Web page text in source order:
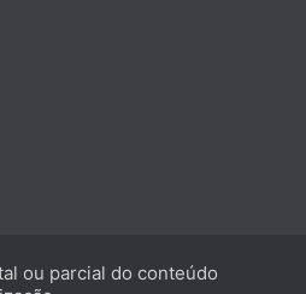
ou parcial do conteúdo